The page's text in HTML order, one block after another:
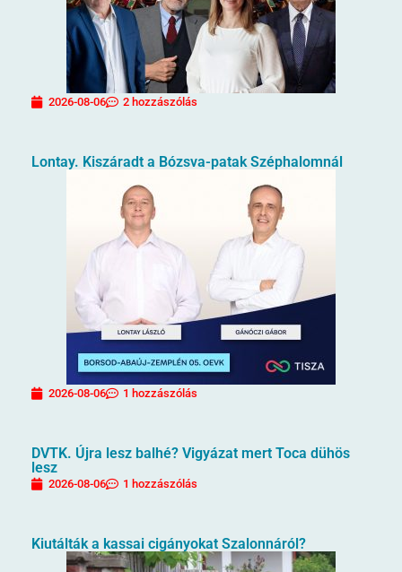
2026-08-06 2 hozzászólás
Lontay. Kiszáradt a Bózsva-patak Széphalomnál
2026-08-06 1 hozzászólás
DVTK. Újra lesz balhé? Vigyázat mert Toca dühös
lesz
2026-08-06 1 hozzászólás
Kiutálták a kassai cigányokat Szalonnáról?